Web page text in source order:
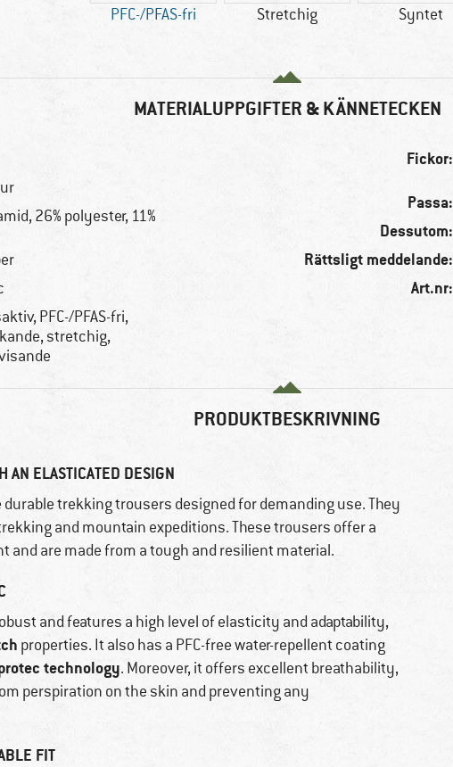
PFC-/PFAS-fri Stretchig Syntet
MATERIALUPPGIFTER & KÄNNETECKEN
26% polyester, 11%
PFC-/PFAS-fri,
stretchig,
Fickor:
Passa:
Dessutom:
Rättsligt meddelande:
Art.nr:
PRODUKTBESKRIVNING
AN ELASTICATED DESIGN
durable trekking trousers designed for demanding use. They
and mountain expeditions. These trousers offer a
and are made from a tough and resilient material.
and features a high level of elasticity and adaptability,
properties. It also has a PFC-free water-repellent coating
technology. Moreover, it offers excellent breathability,
perspiration on the skin and preventing any
FIT